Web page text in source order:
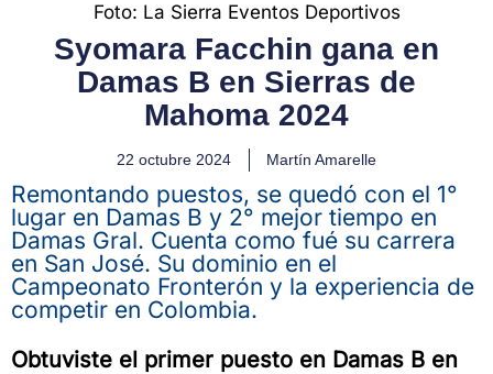
Foto: La Sierra Eventos Deportivos
Syomara Facchin gana en
Damas B en Sierras de
Mahoma 2024
22 octubre 2024 Martín Amarelle
Remontando puestos, se quedó con el 1°
lugar en Damas B y 2° mejor tiempo en
Damas Gral. Cuenta como fué su carrera
en San José. Su dominio en el
Campeonato Fronterón y la experiencia de
competir en Colombia.
Obtuviste el primer puesto en Damas B en